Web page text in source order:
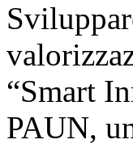
“Smart
PAUN,